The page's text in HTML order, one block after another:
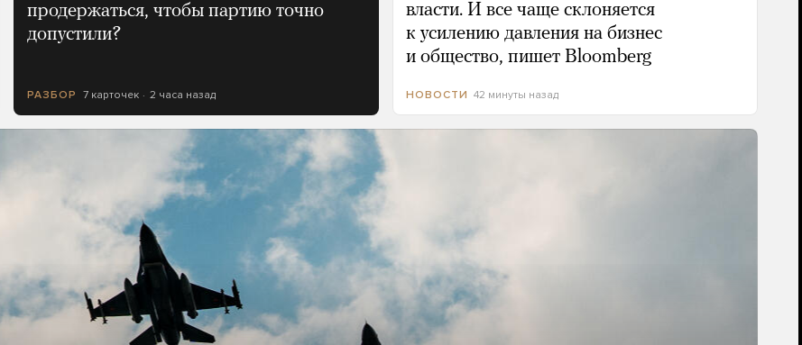
продержаться, чтобы партию точно
допустили?
РАЗБОР 7 карточек 2 часа назад
власти. И все чаще склоняется
к усилению давления на бизнес
и общество, пишет Bloomberg
НОВОСТИ 42 минуты назад